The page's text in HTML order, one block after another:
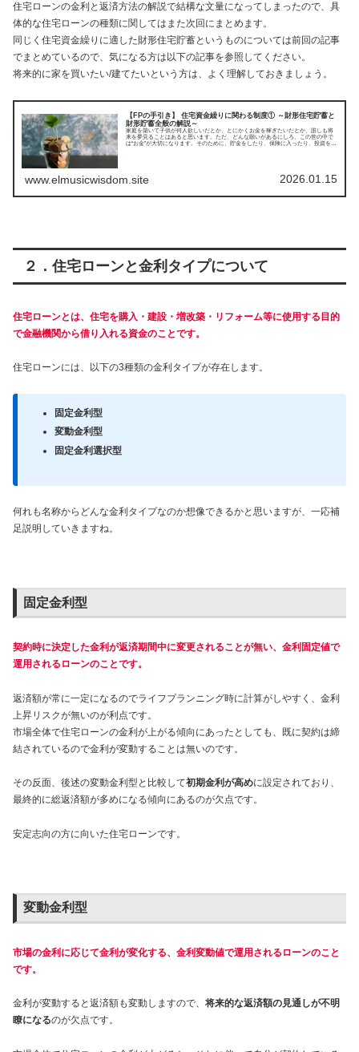
住宅ローンの金利と返済方法の解説で結構な文量になってしまったので、具
体的な住宅ローンの種類に関してはまた次回にまとめます。
同じく住宅資金繰りに適した財形住宅貯蓄というものについては前回の記事
でまとめているので、気になる方は以下の記事を参照してください。
将来的に家を買いたい/建てたいという方は、よく理解しておきましょう。
【FPの手引き】 住宅資金繰りに関わる制度① ～財形住宅貯蓄と
財形貯蓄全般の解説～
家庭を築いて子供が何人欲しいだとか、とにかくお金を稼ぎたいだとか、誰しも将
来を夢見ることはあると思います。ただ、どんな願いがあるにしろ、この世の中で
は“お金”が大切になります。そのために、貯金をしたり、保険に入ったり、投資をし
www.elmusicwisdom.site 2026.01.15
２．住宅ローンと金利タイプについて
住宅ローンとは、住宅を購入・建設・増改築・リフォーム等に使用する目的
で金融機関から借り入れる資金のことです。
住宅ローンには、以下の3種類の金利タイプが存在します。
固定金利型
変動金利型
固定金利選択型
何れも名称からどんな金利タイプなのか想像できるかと思いますが、一応補
足説明していきますね。
固定金利型
契約時に決定した金利が返済期間中に変更されることが無い、金利固定値で
運用されるローンのことです。
返済額が常に一定になるのでライフプランニング時に計算がしやすく、金利
上昇リスクが無いのが利点です。
市場全体で住宅ローンの金利が上がる傾向にあったとしても、既に契約は締
結されているので金利が変動することは無いのです。
その反面、後述の変動金利型と比較して初期金利が高めに設定されており、
最終的に総返済額が多めになる傾向にあるのが欠点です。
安定志向の方に向いた住宅ローンです。
変動金利型
市場の金利に応じて金利が変化する、金利変動値で運用されるローンのこと
です。
金利が変動すると返済額も変動しますので、 将来的な返済額の見通しが不明
瞭になるのが欠点です。